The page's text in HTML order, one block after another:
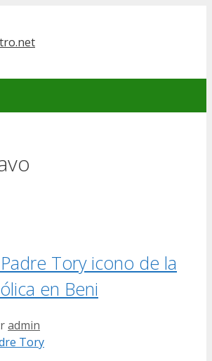
Tory icono de la
en Beni
admin